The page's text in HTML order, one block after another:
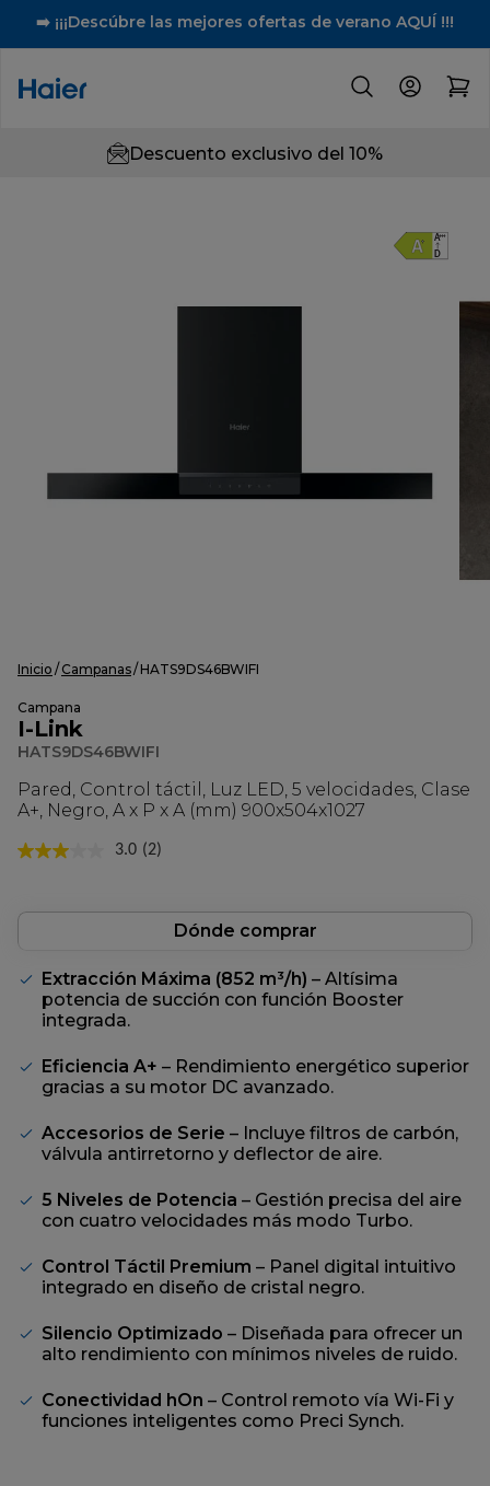
➡️ ¡¡¡Descúbre las mejores ofertas de verano AQUÍ !!!
Descuento exclusivo del 10%
Inicio Campanas HATS9DS46BWIFI
Campana
I-Link
HATS9DS46BWIFI
Pared, Control táctil, Luz LED, 5 velocidades, Clase
A+, Negro, A x P x A (mm) 900x504x1027
3.0 Lea
Enlace
página.
(2)
Dónde comprar
Extracción Máxima (852 m³/h) – Altísima
potencia de succión con función Booster
integrada.
Eficiencia A+ – Rendimiento energético superior
gracias a su motor DC avanzado.
Accesorios de Serie – Incluye filtros de carbón,
válvula antirretorno y deflector de aire.
5 Niveles de Potencia – Gestión precisa del aire
con cuatro velocidades más modo Turbo.
Control Táctil Premium – Panel digital intuitivo
integrado en diseño de cristal negro.
Silencio Optimizado – Diseñada para ofrecer un
alto rendimiento con mínimos niveles de ruido.
Conectividad hOn – Control remoto vía Wi-Fi y
funciones inteligentes como Preci Synch.